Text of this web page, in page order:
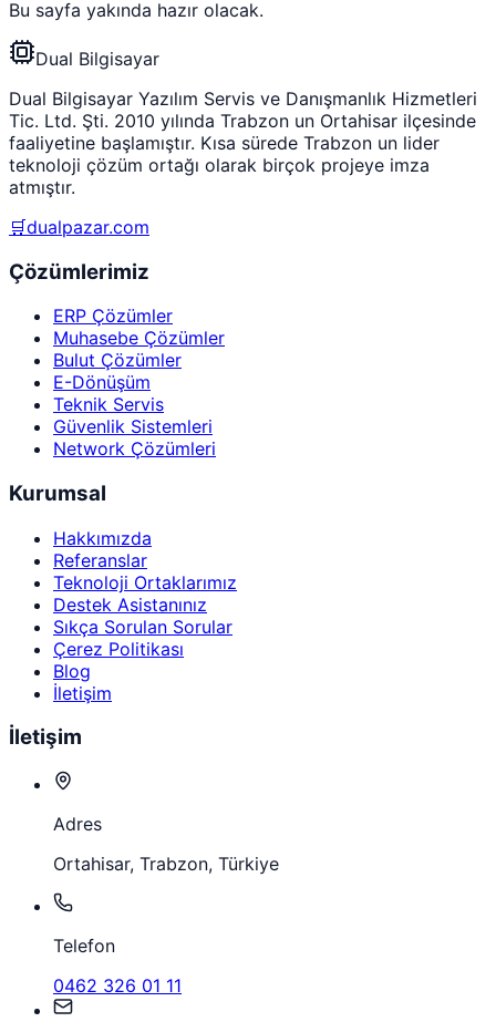
Bu sayfa yakında hazır olacak.
Dual Bilgisayar
Dual Bilgisayar Yazılım Servis ve Danışmanlık Hizmetleri
Tic. Ltd. Şti. 2010 yılında Trabzon un Ortahisar ilçesinde
faaliyetine başlamıştır. Kısa sürede Trabzon un lider
teknoloji çözüm ortağı olarak birçok projeye imza
atmıştır.
🛒dualpazar.com
Çözümlerimiz
ERP Çözümler
Muhasebe Çözümler
Bulut Çözümler
E-Dönüşüm
Teknik Servis
Güvenlik Sistemleri
Network Çözümleri
Kurumsal
Hakkımızda
Referanslar
Teknoloji Ortaklarımız
Destek Asistanınız
Sıkça Sorulan Sorular
Çerez Politikası
Blog
İletişim
İletişim
Adres
Ortahisar, Trabzon, Türkiye
Telefon
0462 326 01 11